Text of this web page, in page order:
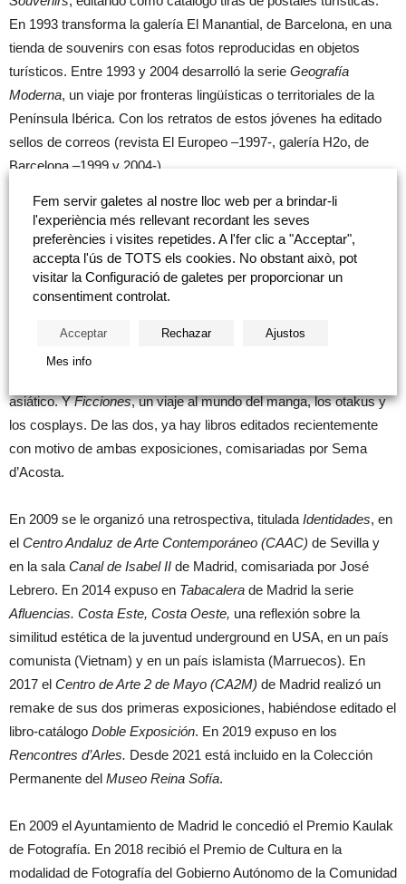
En 1993 transforma la galería El Manantial, de Barcelona, en una
tienda de souvenirs con esas fotos reproducidas en objetos
turísticos. Entre 1993 y 2004 desarrolló la serie Geografía
Moderna, un viaje por fronteras lingüísticas o territoriales de la
Península Ibérica. Con los retratos de estos jóvenes ha editado
sellos de correos (revista El Europeo –1997-, galería H2o, de
Barcelona –1999 y 2004-).
Habaneras(1999-2001) fue su primera serie fuera de España.
Retrató en sus casas a travestis de La Habana. Se expuso en
2005 en elCírculo de Bellas Artesde Madrid, dentro de
PhotoEspaña, con la curadoría del entonces director del festival,
En la actualidad trabaja en dos series:
asiático. YFicciones, un viaje al mundo del manga, los otakus y
los cosplays. De las dos, ya hay libros editados recientemente
con motivo de ambas exposiciones, comisariadas por Sema
d’Acosta.
En 2009 se le organizó una retrospectiva, titulada Identidades, en
el Centro Andaluz de Arte Contemporáneo (CAAC) de Sevilla y
en la sala Canal de Isabel II de Madrid, comisariada por José
Lebrero. En 2014 expuso en Tabacalera de Madrid la serie
Afluencias. Costa Este, Costa Oeste, una reflexión sobre la
similitud estética de la juventud underground en USA, en un país
comunista (Vietnam) y en un país islamista (Marruecos). En
2017 el Centro de Arte 2 de Mayo (CA2M) de Madrid realizó un
remake de sus dos primeras exposiciones, habiéndose editado el
libro-catálogo Doble Exposición. En 2019 expuso en los
Rencontres d’Arles. Desde 2021 está incluido en la Colección
Permanente del Museo Reina Sofía.
En 2009 el Ayuntamiento de Madrid le concedió el Premio Kaulak
de Fotografía. En 2018 recibió el Premio de Cultura en la
modalidad de Fotografía del Gobierno Autónomo de la Comunidad
Fem servir galetes al nostre lloc web per a brindar-li
l'experiència més rellevant recordant les seves
preferències i visites repetides. A l'fer clic a "Acceptar",
accepta l'ús de TOTS els cookies. No obstant això, pot
visitar la Configuració de galetes per proporcionar un
consentiment controlat.
Acceptar Rechazar Ajustos
Mes info